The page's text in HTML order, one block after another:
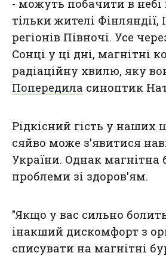
- можуть побачити в небі
тільки жителі Фінляндії,
регіонів Півночі. Усе
Сонці у ці дні, магнітні
радіаційну хвилю, яку
Попередила синоптик
Рідкісний гість у наших
сяйво може з'явитися
України. Однак
проблеми зі здоров'ям.
"Якщо у вас сильно
інакший дискомфорт з
списувати на магнітні